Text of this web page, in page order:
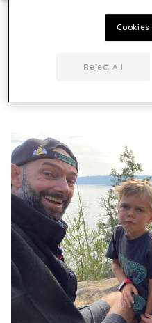
O
Reject All